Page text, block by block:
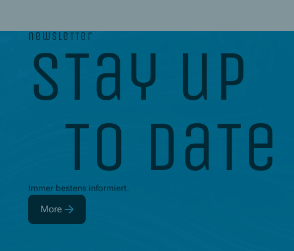
newsletter
stay up
to date
Immer bestens informiert.
More
(Opens in new window)